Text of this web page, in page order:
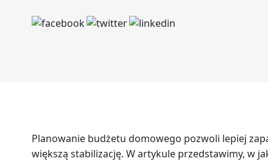
Planowanie budżetu domowego pozwoli lepiej
większą stabilizację. W artykule przedstawimy, w